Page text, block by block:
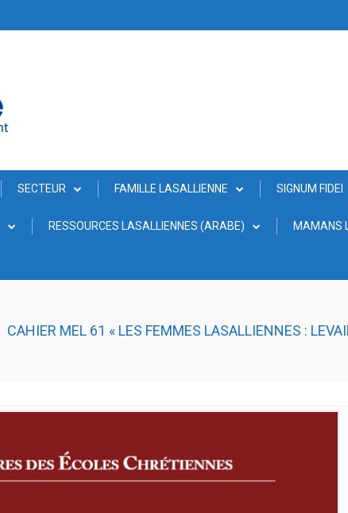
SECTEUR FAMILLE LASALLIENNE SIGNUM FIDEI
RESSOURCES LASALLIENNES (ARABE) MAMANS
CAHIER MEL 61 « LES FEMMES LASALLIENNES :